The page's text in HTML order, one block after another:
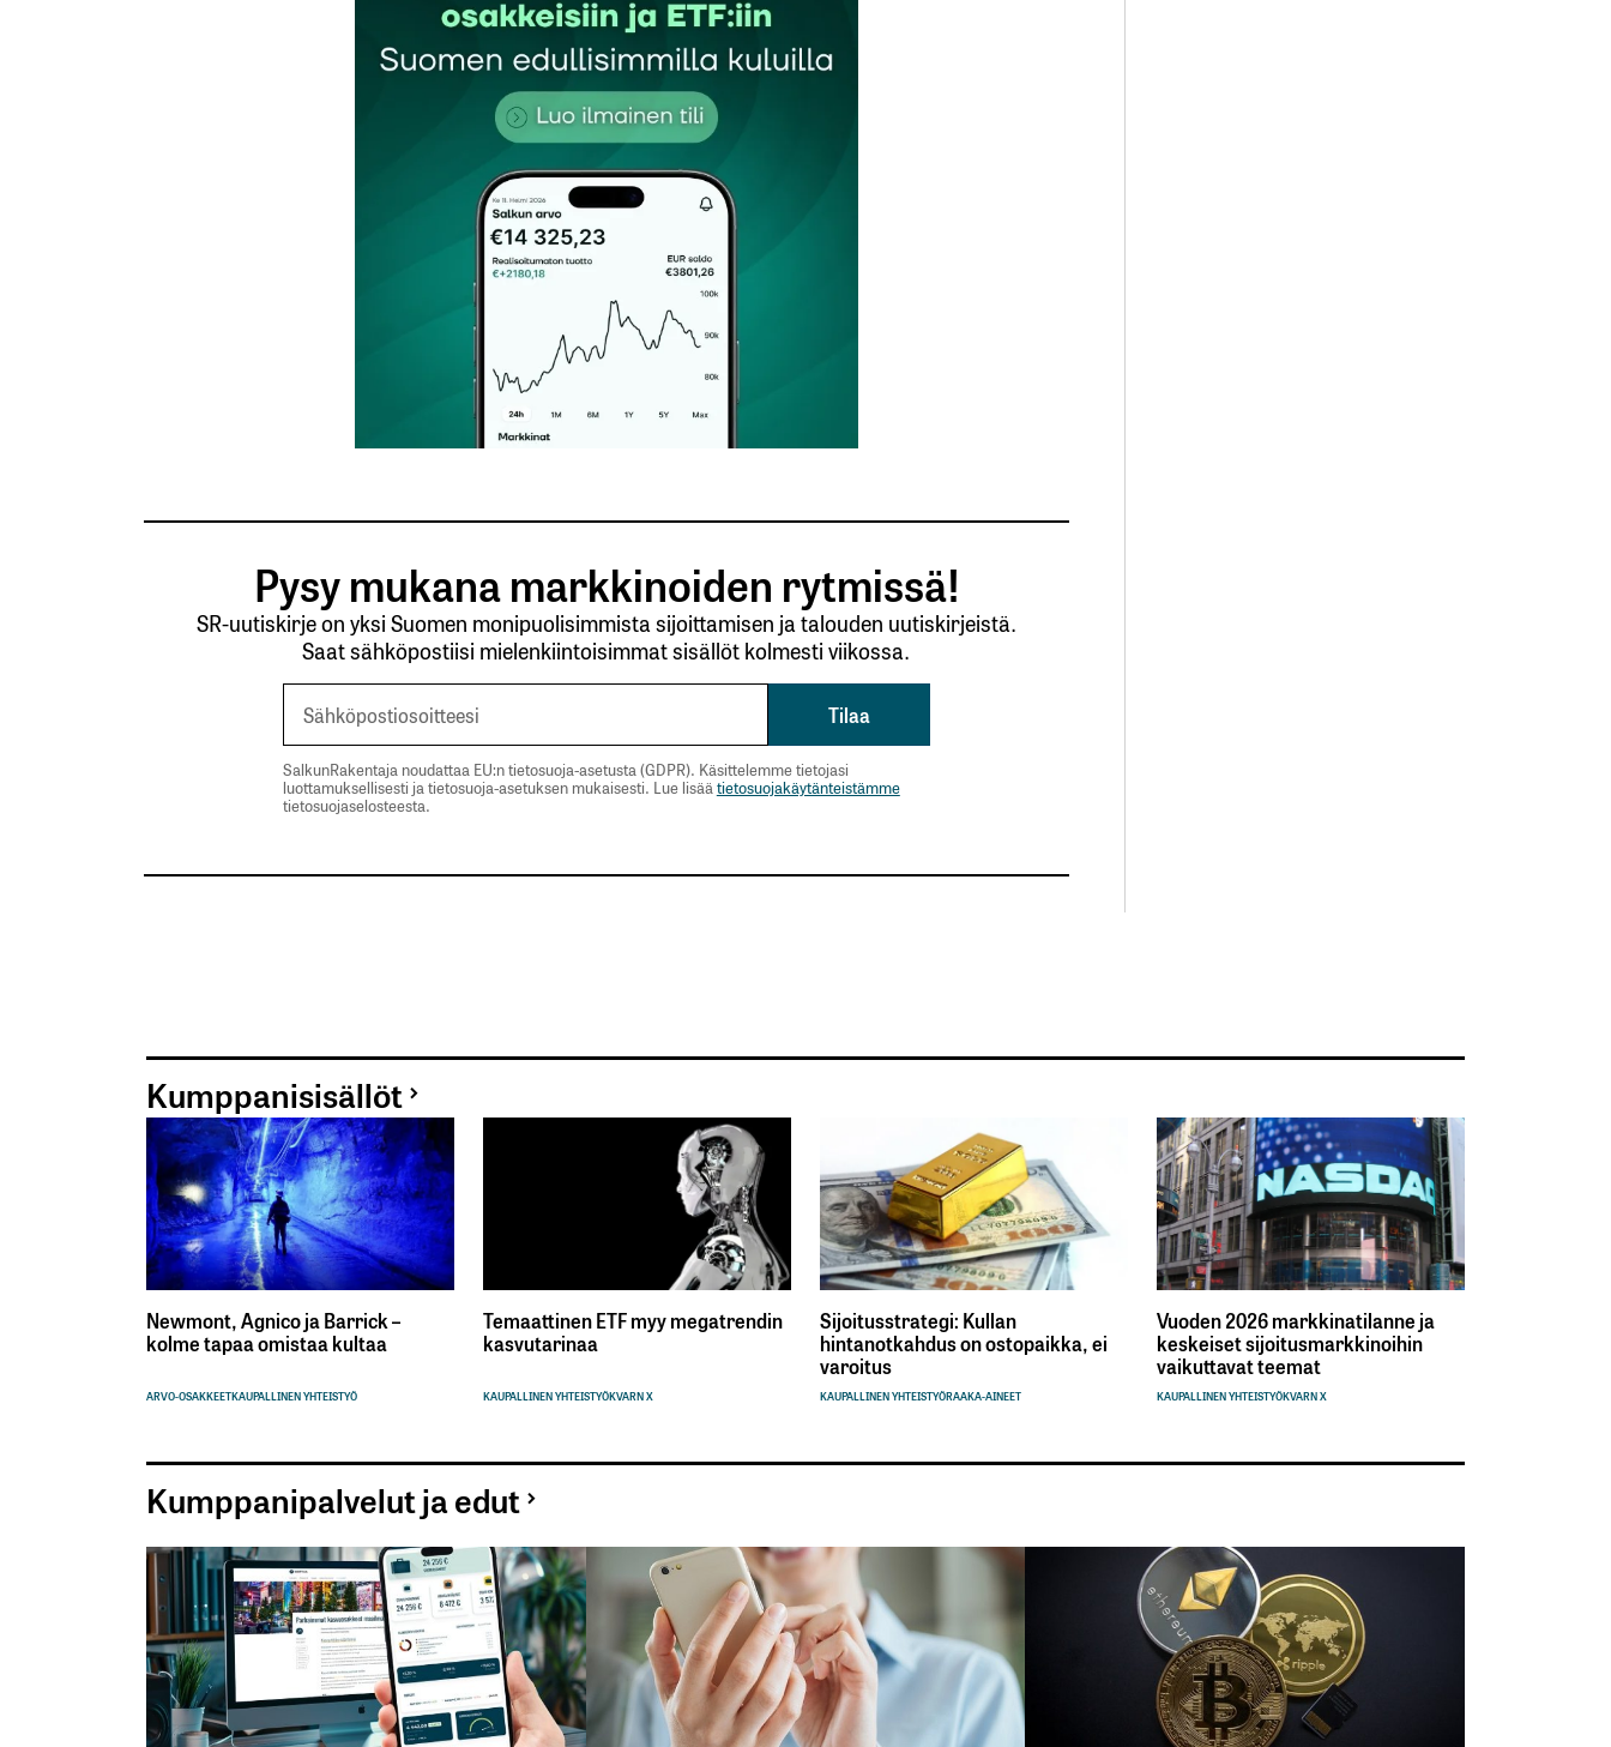
Sähköpostiosoitteesi
Pysy mukana markkinoiden rytmissä!
SR-uutiskirje on yksi Suomen monipuolisimmista sijoittamisen ja talouden uutiskirjeistä.
Saat sähköpostiisi mielenkiintoisimmat sisällöt kolmesti viikossa.
SalkunRakentaja noudattaa EU:n tietosuoja-asetusta (GDPR). Käsittelemme tietojasi
luottamuksellisesti ja tietosuoja-asetuksen mukaisesti. Lue lisäätietosuojakäytänteistämme
tietosuojaselosteesta.
Kumppanisisällöt
Newmont, Agnico ja Barrick –
kolme tapaa omistaa kultaa
ARVO-OSAKKEETKAUPALLINEN YHTEISTYÖ
Temaattinen ETF myy megatrendin
kasvutarinaa
KAUPALLINEN YHTEISTYÖKVARN X
Sijoitusstrategi: Kullan
hintanotkahdus on ostopaikka, ei
varoitus
KAUPALLINEN YHTEISTYÖRAAKA-AINEET
Vuoden 2026 markkinatilanne ja
keskeiset sijoitusmarkkinoihin
vaikuttavat teemat
KAUPALLINEN YHTEISTYÖKVARN X
Kumppanipalvelut ja edut